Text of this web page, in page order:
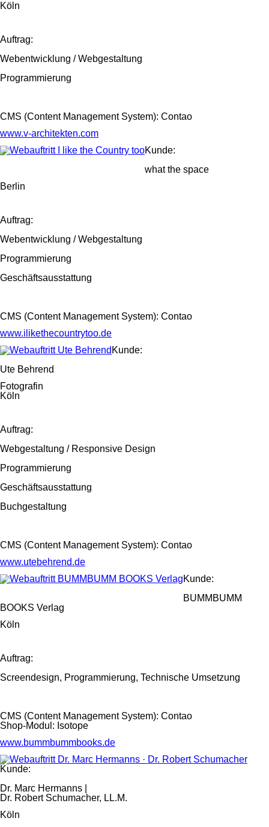
Köln
Auftrag:
Webentwicklung / Webgestaltung
Programmierung
CMS (Content Management System): Contao
www.v-architekten.com
Kunde:
what the space
Berlin
Auftrag:
Webentwicklung / Webgestaltung
Programmierung
Geschäftsausstattung
CMS (Content Management System): Contao
www.ilikethecountrytoo.de
Kunde:
Ute Behrend
Fotografin
Köln
Auftrag:
Webgestaltung / Responsive Design
Programmierung
Geschäftsausstattung
Buchgestaltung
CMS (Content Management System): Contao
www.utebehrend.de
Kunde:
BUMMBUMM
BOOKS Verlag
Köln
Auftrag:
Screendesign, Programmierung, Technische Umsetzung
CMS (Content Management System): Contao
Shop-Modul: Isotope
www.bummbummbooks.de
Kunde:
Dr. Marc Hermanns |
Dr. Robert Schumacher, LL.M.
Köln